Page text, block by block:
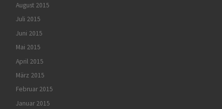
August 2015
Juli 2015
Juni 2015
Mai 2015
April 2015
März 2015
Februar 2015
Januar 2015